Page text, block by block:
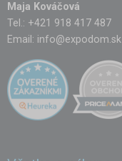
Maja Kováčová
Tel.: +421 918 417 487
Email: info@expodom.sk